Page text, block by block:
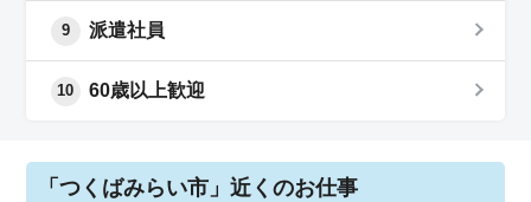
9 派遣社員
10 60歳以上歓迎
「つくばみらい市」近くのお仕事